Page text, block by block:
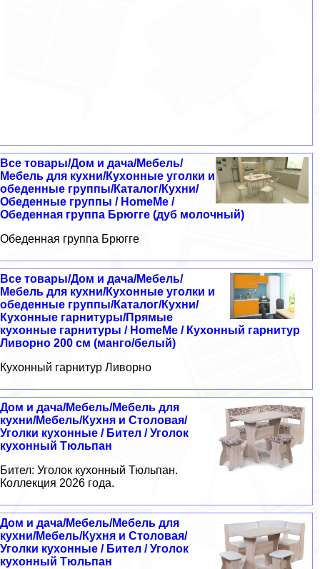
Все товары/Дом и дача/Мебель/
Мебель для кухни/Кухонные уголки и
обеденные группы/Каталог/Кухни/
Обеденные группы / HomeMe /
Обеденная группа Брюгге (дуб молочный)
Обеденная группа Брюгге
Все товары/Дом и дача/Мебель/
Мебель для кухни/Кухонные уголки и
обеденные группы/Каталог/Кухни/
Кухонные гарнитуры/Прямые
кухонные гарнитуры / HomeMe / Кухонный гарнитур
Ливорно 200 см (манго/белый)
Кухонный гарнитур Ливорно
Дом и дача/Мебель/Мебель для
кухни/Мебель/Кухня и Столовая/
Уголки кухонные / Бител / Уголок
кухонный Тюльпан
Бител: Уголок кухонный Тюльпан.
Коллекция 2026 года.
Дом и дача/Мебель/Мебель для
кухни/Мебель/Кухня и Столовая/
Уголки кухонные / Бител / Уголок
кухонный Тюльпан